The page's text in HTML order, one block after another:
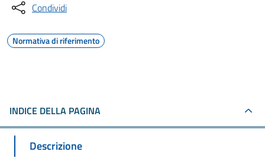
Condividi
Normativa di riferimento
INDICE DELLA PAGINA
Descrizione